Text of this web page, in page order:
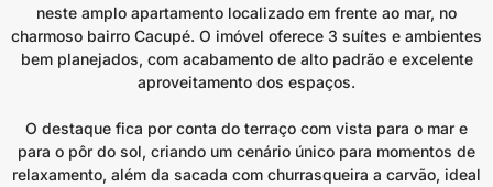
neste amplo apartamento localizado em frente ao mar, no
charmoso bairro Cacupé. O imóvel oferece 3 suítes e ambientes
bem planejados, com acabamento de alto padrão e excelente
aproveitamento dos espaços.
O destaque fica por conta do terraço com vista para o mar e
para o pôr do sol, criando um cenário único para momentos de
relaxamento, além da sacada com churrasqueira a carvão, ideal